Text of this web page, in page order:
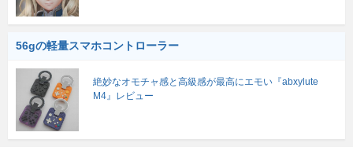
56gの軽量スマホコントローラー
絶妙なオモチャ感と高級感が最高にエモい『abxylute
M4』レビュー